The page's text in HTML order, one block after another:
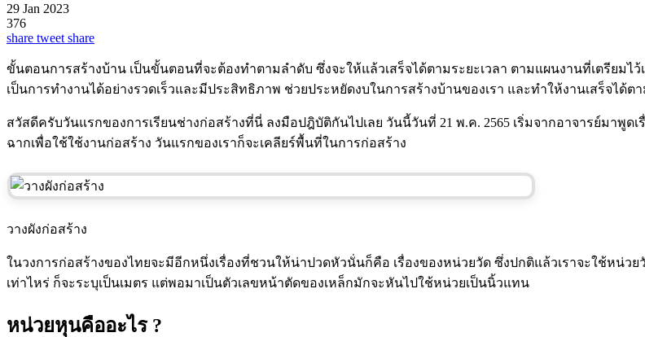
29 Jan 2023
376
share tweet share
ขั้นตอนการสร้างบ้าน เป็นขั้นตอนที่จะต้องทำตามลำดับ ซึ่งจะให้แล้วเสร็จได้ตามระยะเวลา ตามแผนงานที่เตรียม
เป็นการทำงานได้อย่างรวดเร็วและมีประสิทธิภาพ ช่วยประหยัดงบในการสร้างบ้านของเรา และทำให้งานเสร็จได้ต
สวัสดีครับวันแรกของการเรียนช่างก่อสร้างที่นี่ ลงมือปฎิบัติกันไปเลย วันนี้วันที่ 21 พ.ค. 2565 เริ่มจากอาจารย์มา
ฉากเพื่อใช้ใช้งานก่อสร้าง วันแรกของเราก็จะเคลียร์พื้นที่ในการก่อสร้าง
วางผังก่อสร้าง
ในวงการก่อสร้างของไทยจะมีอีกหนึ่งเรื่องที่ชวนให้น่าปวดหัวนั่นก็คือ เรื่องของหน่วยวัด ซึ่งปกติแล้วเราจะใช้หน่วย
เท่าไหร่ ก็จะระบุเป็นเมตร แต่พอมาเป็นตัวเลขหน้าตัดของเหล็กมักจะหันไปใช้หน่วยเป็นนิ้วแทน
หน่วยหุนคืออะไร ?